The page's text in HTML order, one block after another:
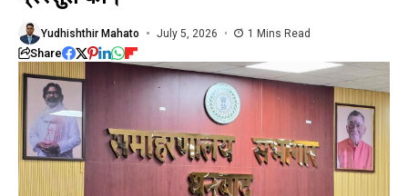
Yudhishthir Mahato July 5, 2026 1 Mins Read
Share